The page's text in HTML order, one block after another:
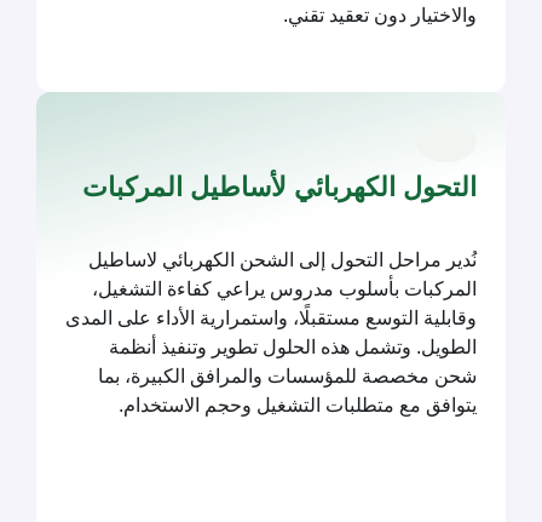
والاختيار دون تعقيد تقني.
التحول الكهربائي لأساطيل المركبات
نُدير مراحل التحول إلى الشحن الكهربائي لاساطيل
المركبات بأسلوب مدروس يراعي كفاءة التشغيل،
وقابلية التوسع مستقبلًا، واستمرارية الأداء على المدى
الطويل. وتشمل هذه الحلول تطوير وتنفيذ أنظمة
شحن مخصصة للمؤسسات والمرافق الكبيرة، بما
يتوافق مع متطلبات التشغيل وحجم الاستخدام.